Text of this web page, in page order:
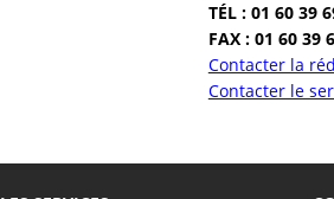
TÉL : 01 60 39
FAX : 01 60 39
Contacter la
Contacter le